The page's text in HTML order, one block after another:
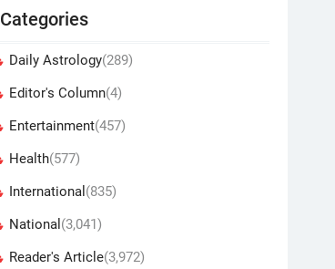
Categories
Daily Astrology(289)
Editor's Column(4)
Entertainment(457)
Health(577)
International (835)
National (3,041)
Reader's Article(3,972)